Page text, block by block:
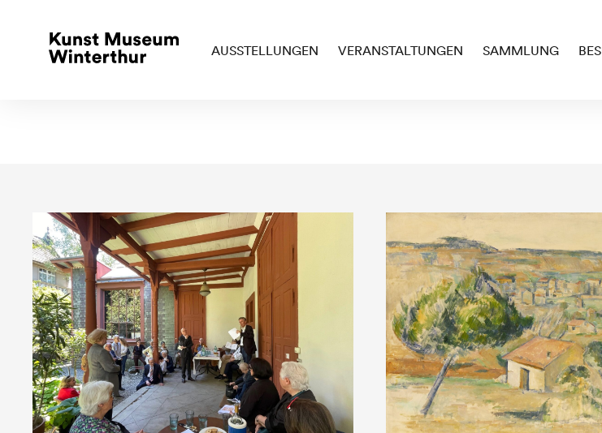
AUSSTELLUNGEN VERANSTALTUNGEN SAMMLUNG